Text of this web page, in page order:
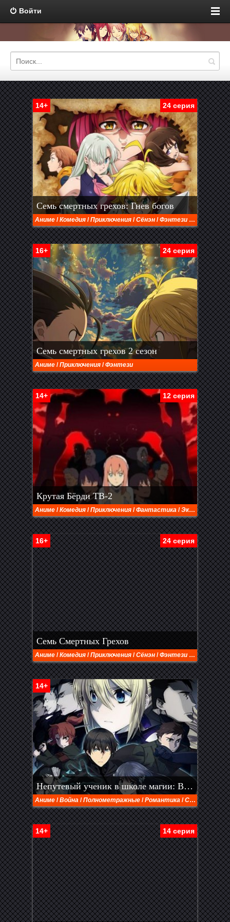
Войти
24 серия
14+
Семь смертных грехов: Гнев богов
Аниме /Комедия /Приключения /Сёнэн /Фэнтези Этти
24 серия
16+
Семь смертных грехов 2 сезон
Аниме /Приключения /Фэнтези
12 серия
14+
Крутая Бёрди ТВ-2
Аниме /Комедия /Приключения /Фантастика /Экшен
24 серия
16+
Семь Смертных Грехов
Аниме /Комедия /Приключения /Сёнэн /Фэнтези Экшен
14+
Непутевый ученик в школе магии: Взывающая к звёздам (фильм)
Аниме /Война /Полнометражные /Романтика /Сверхъестественное
14 серия
14+